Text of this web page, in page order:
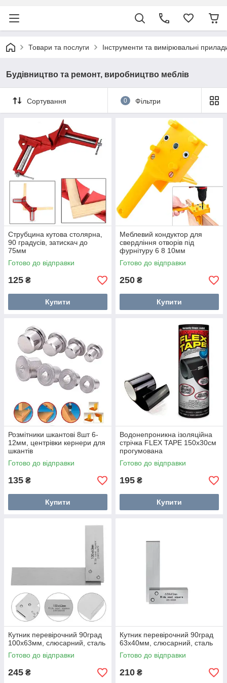
Товари та послуги Інструменти та вимірювальні
Будівництво та ремонт, виробництво меблів
Сортування 0 Фільтри
Струбцина кутова столярна,
90 градусів, затискач до
75мм
Готово до відправки
125 ₴
Купити
Меблевий кондуктор для
свердління отворів під
фурнітуру 6 8 10мм
Готово до відправки
250 ₴
Купити
Розмітники шкантові 8шт 6-
12мм, центрівки кернери для
шкантів
Готово до відправки
135 ₴
Купити
Водонепроникна ізоляційна
стрічка FLEX TAPE 150x30см
прогумована
Готово до відправки
195 ₴
Купити
Кутник перевірочний 90град
100x63мм, слюсарний, сталь
Готово до відправки
245 ₴
Кутник перевірочний 90град
63x40мм, слюсарний, сталь
Готово до відправки
210 ₴